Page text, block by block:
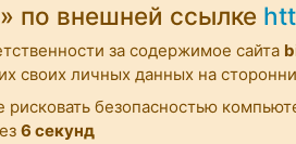
» по внешней ссылке
за содержимое сайта
своих личных данных на
рисковать безопасностью
6 секунд